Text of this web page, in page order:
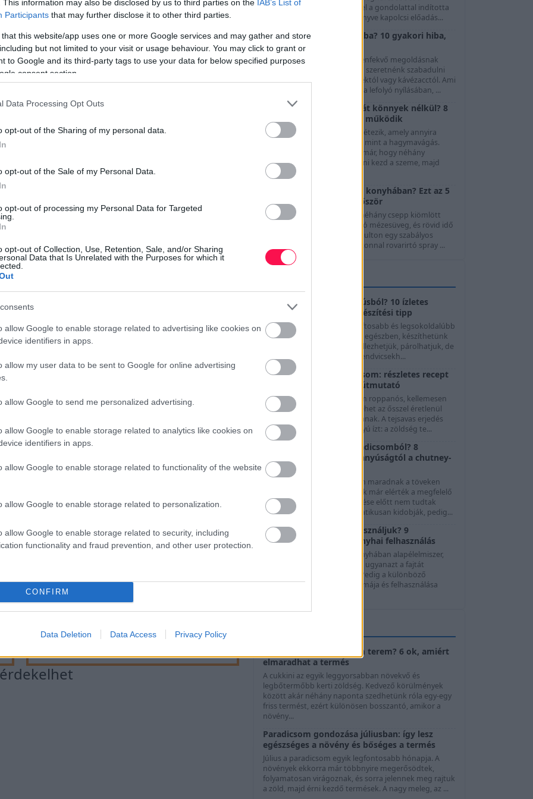
This information may also be disclosed by us to third parties on the IAB’s List of
Participants that may further disclose it to other third parties.
that this website/app uses one or more Google services and may gather and store
but not limited to your visit or usage behaviour. You may click to grant or
to Google and its third-party tags to use your data for below specified purposes
consent section.
Data Processing Opt Outs
opt-out of the Sharing of my personal data.
opt-out of the Sale of my Personal Data.
opt-out of processing my Personal Data for Targeted
opt-out of Collection, Use, Retention, Sale, and/or Sharing
Data that Is Unrelated with the Purposes for which it
allow Google to enable storage related to advertising like cookies on
identifiers in apps.
allow my user data to be sent to Google for online advertising
allow Google to send me personalized advertising.
allow Google to enable storage related to analytics like cookies on
identifiers in apps.
allow Google to enable storage related to functionality of the website
allow Google to enable storage related to personalization.
allow Google to enable storage related to security, including
functionality and fraud prevention, and other user protection.
CONFIRM
Data Deletion Data Access Privacy Policy
- a nemzetközi trendnek megfelelően
de Moraes
, a neves brazil költő, szövegíró és
volt, és olyan ikonikus zenészekkel működött
elismert dalt és verset írt pályafutása során,
t.
egy tehetséges brazil labdarúgó, aki jelenleg a
Jr. fiatalon kezdte profi pályafutását, és
vált. Azóta elismerést vívott ki gyorsaságáért,
egyik legizgalmasabb fiatal labdarúgója lett.
5 Parasite-Causing Foods You Should
érdekelhet
közönség. Göttinger Pál ezzel a gondolattal indította
el A Színészet Képes Nagykönyve kapolcsi előadás...
Mit ne öntsünk a lefolyóba? 10 gyakori hiba,
ami dugulást okozhat
A mosogató és a lefolyó kézenfekvő megoldásnak
tűnhet, amikor gyorsan meg szeretnénk szabadulni
egy kevés olajtól, ételmaradéktól vagy kávézacctól. Ami
azonban könnyedén eltűnik a lefolyó nyílásában, ...
Hogyan vágjunk hagymát könnyek nélkül? 8
módszer, és ami tényleg működik
Kevés olyan konyhai feladat létezik, amely annyira
általános bosszúságot okoz, mint a hagymavágás.
Szinte mindenki tapasztalta már, hogy néhány
másodperc aprítás után csípni kezd a szeme, majd
megindu...
Hangyák jelentek meg a konyhában? Ezt az 5
dolgot szüntesd meg először
Elég egyetlen apró morzsa, néhány csepp kiömlött
üdítő vagy egy rosszul záródó mézesüveg, és rövid idő
alatt megjelenhet a konyhapulton egy szabályos
hangyasor. Ilyenkor sokan azonnal rovarirtó spray ...
Mit készítsünk császárhúsból? 10 ízletes
felhasználási mód és elkészítési tipp
A császárhús az egyik legszaftosabb és legsokoldalúbb
sertéshúsféle. Megsüthetjük egészben, készíthetünk
belőle ropogós falatokat, grillezhetjük, párolhatjuk, de
levesekhez, főzelékekhez, szendvicsekh...
Fermentált zöld paradicsom: részletes recept
és biztonságos eltevési útmutató
A fermentált zöld paradicsom roppanós, kellemesen
savanyú és fűszeres módja lehet az ősszel éretlenül
maradt termés felhasználásának. A tejsavas erjedés
során nem ecet adja a savanyú ízt: a zöldség te...
Mit készítsünk zöld paradicsomból? 8
felhasználási mód a savanyúságtól a chutney-
ig
Nyár végén és ősszel gyakran maradnak a töveken
olyan paradicsomok, amelyek már elérték a megfelelő
méretet, de az időjárás lehűlése előtt nem tudtak
beérni. Ezeket sokan automatikusan kidobják, pedig...
Melyik hagymát mire használjuk? 9
hagymafajta, ízek és konyhai felhasználás
A hagyma szinte minden konyhában alapélelmiszer,
mégis sokan automatikusan ugyanazt a fajtát
használják minden ételhez. Pedig a különböző
hagymafajták íze, állaga, aromája és felhasználása
Cukkini virágzik, de nem terem? 6 ok, amiért
elmaradhat a termés
A cukkini az egyik leggyorsabban növekvő és
legbőtermőbb kerti zöldség. Kedvező körülmények
között akár néhány naponta szedhetünk róla egy-egy
friss termést, ezért különösen bosszantó, amikor a
növény...
Paradicsom gondozása júliusban: így lesz
egészséges a növény és bőséges a termés
Július a paradicsom egyik legfontosabb hónapja. A
növények ekkorra már többnyire megerősödtek,
folyamatosan virágoznak, és sorra jelennek meg rajtuk
a zöld, majd érni kezdő termések. A nagy meleg, az ...